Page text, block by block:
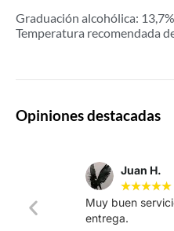
Graduación alcohólica: 13,7%
Temperatura recomendada
Opiniones destacadas
Juan H.
★★★★★
Muy buen
entrega.